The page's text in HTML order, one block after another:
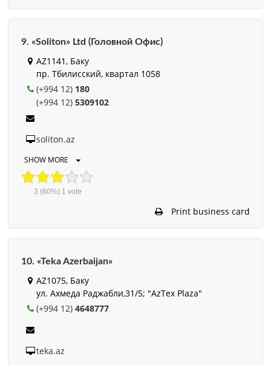
9. «Soliton» Ltd (Головной Офис)
AZ1141, Баку
пр. Тбилисский, квартал 1058
(+994 12) 180
(+994 12) 5309102
soliton.az
SHOW MORE
3 (60%) 1 vote
Print business card
10. «Teka Azerbaijan»
AZ1075, Баку
ул. Ахмеда Раджабли,31/5; "AzTex Plaza"
(+994 12) 4648777
teka.az